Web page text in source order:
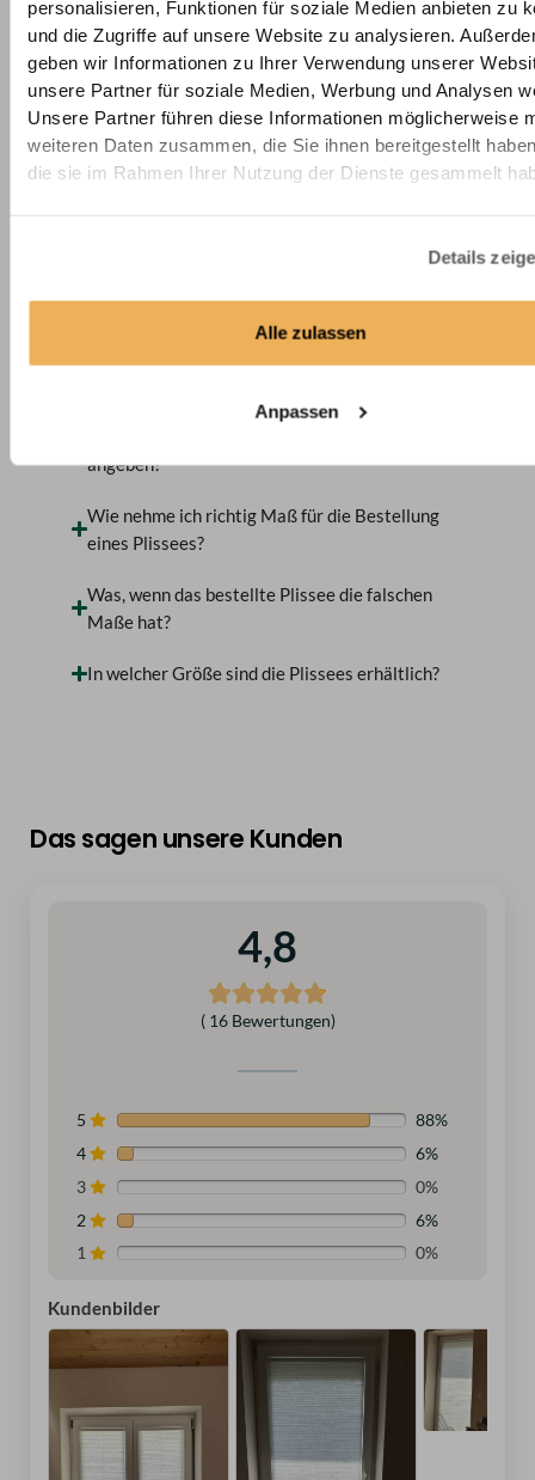
personalisieren, Funktionen für soziale Medien anbieten zu
und die Zugriffe auf unsere Website zu analysieren.
geben wir Informationen zu Ihrer Verwendung unserer
unsere Partner für soziale Medien, Werbung und Analysen
Unsere Partner führen diese Informationen möglicherweise
weiteren Daten zusammen, die Sie ihnen bereitgestellt
die sie im Rahmen Ihrer Nutzung der Dienste gesammelt
Details
Alle zulassen
Anpassen
Auswahl
Auswahl
Aluminiumprofil-Farben Weiß
Mehrere
Farben
möglich
Stoffe
angeben?
Wie nehme ich richtig Maß für die Bestellung
eines Plissees?
Was, wenn das bestellte Plissee die falschen
Maße hat?
In welcher Größe sind die Plissees erhältlich?
Das sagen unsere Kunden
4,8
( 16 Bewertungen)
5
88%
4
6%
3
0%
2
6%
1
0%
Kundenbilder